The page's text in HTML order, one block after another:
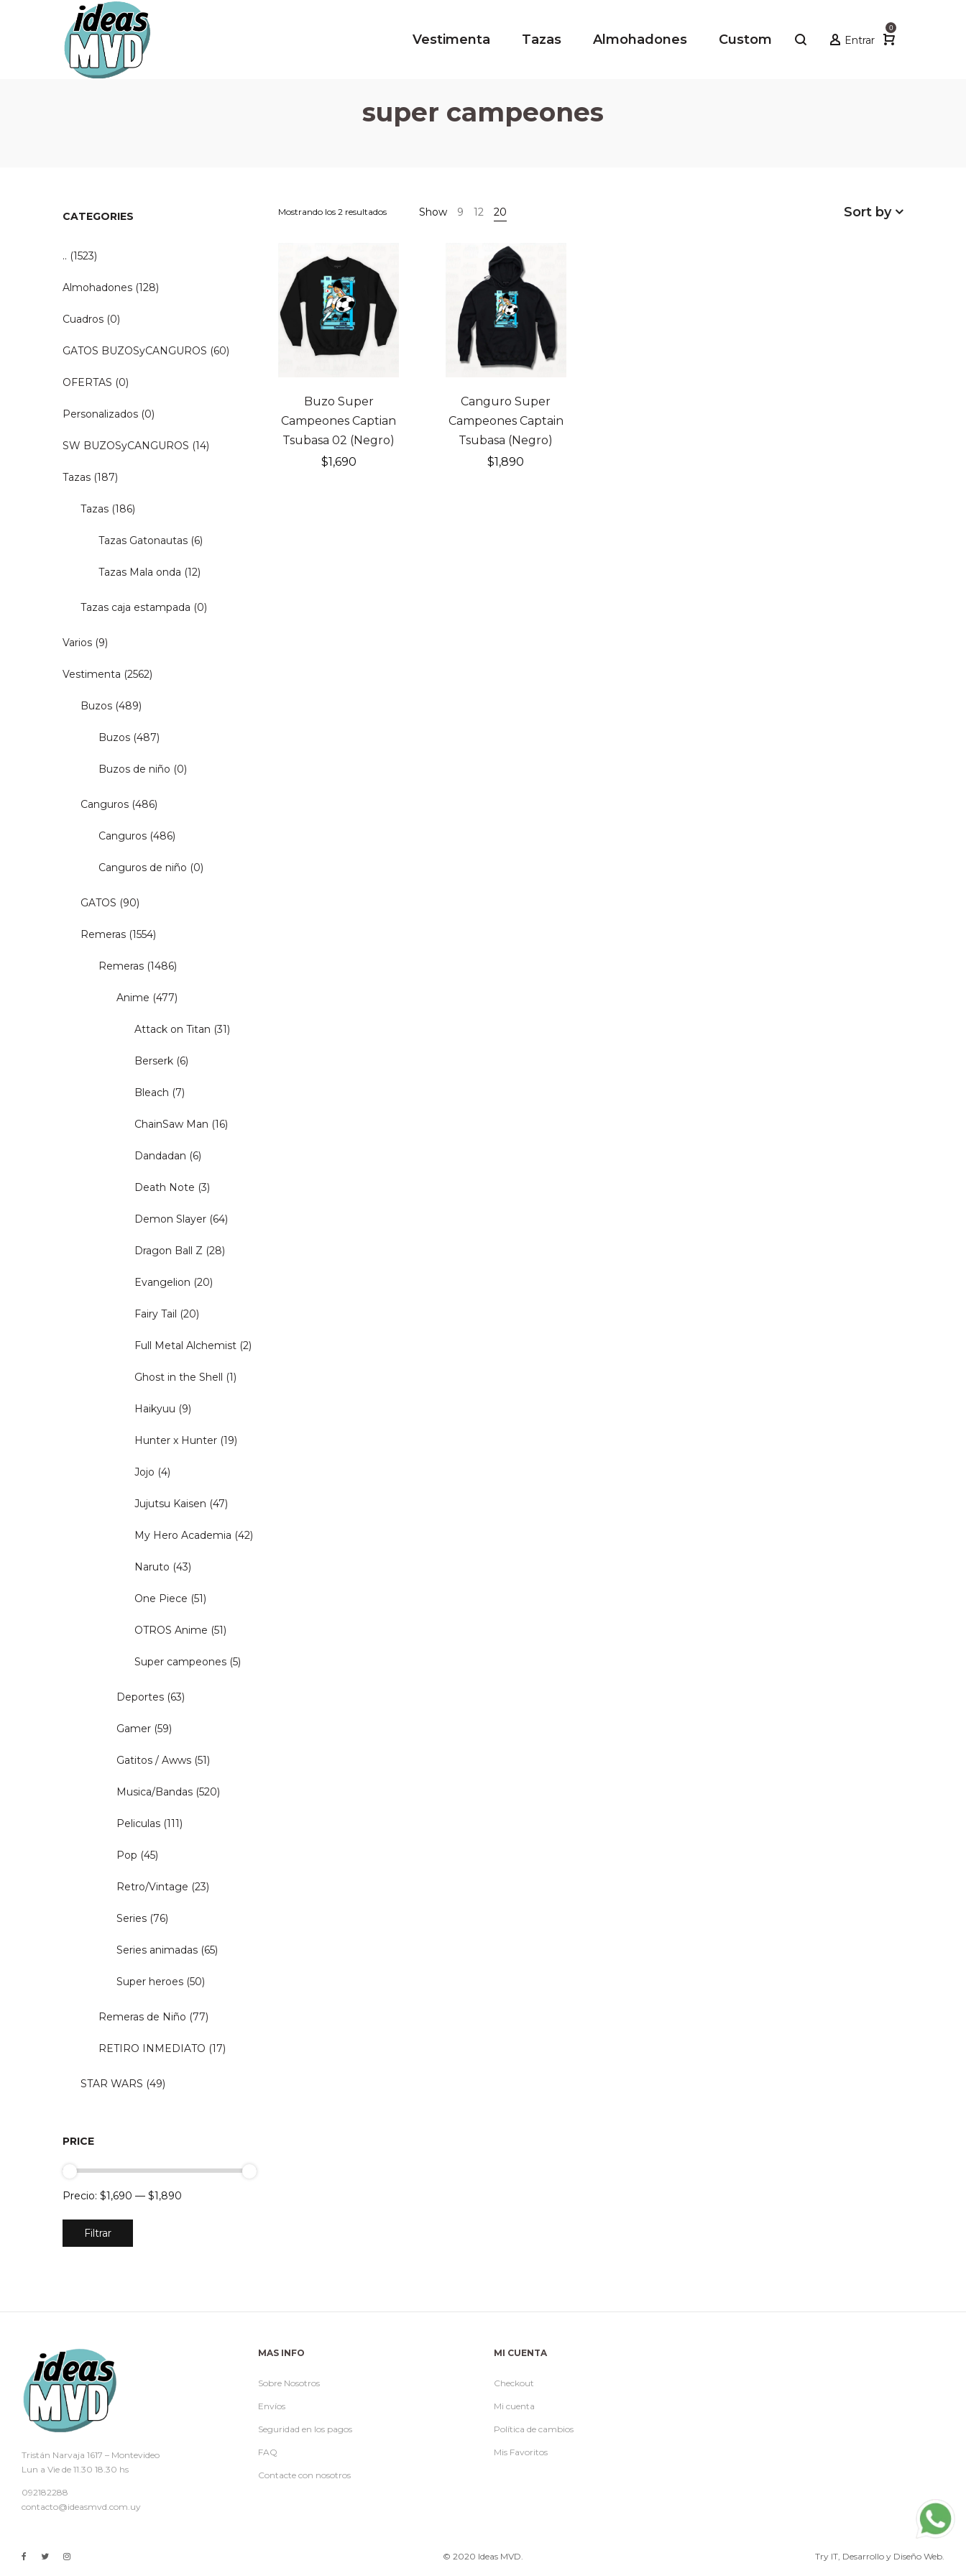
Ideas
Ideas Entrar
0
Vestimenta Tazas Almohadones Custom
super campeones
Mostrando los 2 resultados Show 9 12 20 Sort by
Buzo Super
Campeones Captian
Tsubasa 02 (Negro)
$1,690
Canguro Super
Campeones Captain
Tsubasa (Negro)
$1,890
CATEGORIES
.. (1523)
Almohadones (128)
Cuadros (0)
GATOS BUZOSyCANGUROS (60)
OFERTAS (0)
Personalizados (0)
SW BUZOSyCANGUROS (14)
Tazas (187)
Tazas (186)
Tazas Gatonautas (6)
Tazas Mala onda (12)
Tazas caja estampada (0)
Varios (9)
Vestimenta (2562)
Buzos (489)
Buzos (487)
Buzos de niño (0)
Canguros (486)
Canguros (486)
Canguros de niño (0)
GATOS (90)
Remeras (1554)
Remeras (1486)
Anime (477)
Attack on Titan (31)
Berserk (6)
Bleach (7)
ChainSaw Man (16)
Dandadan (6)
Death Note (3)
Demon Slayer (64)
Dragon Ball Z (28)
Evangelion (20)
Fairy Tail (20)
Full Metal Alchemist (2)
Ghost in the Shell (1)
Haikyuu (9)
Hunter x Hunter (19)
Jojo (4)
Jujutsu Kaisen (47)
My Hero Academia (42)
Naruto (43)
One Piece (51)
OTROS Anime (51)
Super campeones (5)
Deportes (63)
Gamer (59)
Gatitos / Awws (51)
Musica/Bandas (520)
Peliculas (111)
Pop (45)
Retro/Vintage (23)
Series (76)
Series animadas (65)
Super heroes (50)
Remeras de Niño (77)
RETIRO INMEDIATO (17)
STAR WARS (49)
PRICE
Precio
mínimo
Precio
máximo
Filtrar
Precio: $1,690 — $1,890
Tristán Narvaja 1617 – Montevideo
Lun a Vie de 11.30 18.30 hs
092182288
contacto@ideasmvd.com.uy
MAS INFO
Sobre Nosotros
Envíos
Seguridad en los pagos
FAQ
Contacte con nosotros
MI CUENTA
Checkout
Mi cuenta
Política de cambios
Mis Favoritos
© 2020 Ideas MVD. Try IT, Desarrollo y Diseño Web.